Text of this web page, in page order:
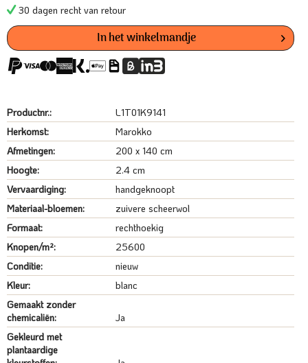
30 dagen recht van retour
In het winkelmandje
Productnr.:
L1T01K9141
Herkomst:
Marokko
Afmetingen:
200 x 140 cm
Hoogte:
2.4 cm
Vervaardiging:
handgeknoopt
Materiaal-bloemen:
zuivere scheerwol
Formaat:
rechthoekig
Knopen/m²:
25600
Conditie:
nieuw
Kleur:
blanc
Gemaakt zonder
chemicaliën:
Ja
Gekleurd met
plantaardige